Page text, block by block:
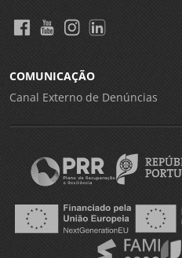
COMUNICAÇÃO
Canal Externo de Denúncias